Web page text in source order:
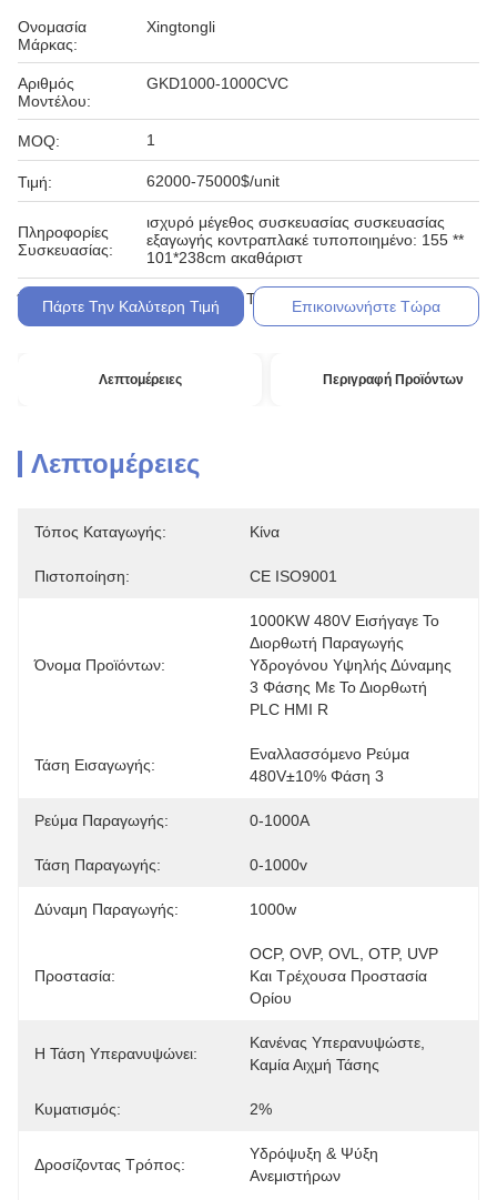
Ονομασία
Μάρκας:
Xingtongli
Αριθμός
Μοντέλου:
GKD1000-1000CVC
MOQ: 1
Τιμή: 62000-75000$/unit
Πληροφορίες
Συσκευασίας:
ισχυρό μέγεθος συσκευασίας συσκευασίας
εξαγωγής κοντραπλακέ τυποποιημένο: 155 **
101*238cm ακαθάριστ
Όροι Πληρωμής: L/C, D/A, D/P, T/T, Western Union,
Πάρτε Την Καλύτερη Τιμή Επικοινωνήστε Τώρα
Λεπτομέρειες Περιγραφή Προϊόντων
Λεπτομέρειες
Τόπος Καταγωγής: Κίνα
Πιστοποίηση: CE ISO9001
Όνομα Προϊόντων:
1000KW 480V Εισήγαγε Το
Διορθωτή Παραγωγής
Υδρογόνου Υψηλής Δύναμης
3 Φάσης Με Το Διορθωτή
PLC HMI R
Τάση Εισαγωγής:
Εναλλασσόμενο Ρεύμα
480V±10% Φάση 3
Ρεύμα Παραγωγής: 0-1000A
Τάση Παραγωγής: 0-1000v
Δύναμη Παραγωγής: 1000w
Προστασία:
OCP, OVP, OVL, OTP, UVP
Και Τρέχουσα Προστασία
Ορίου
Η Τάση Υπερανυψώνει:
Κανένας Υπερανυψώστε,
Καμία Αιχμή Τάσης
Κυματισμός: 2%
Δροσίζοντας Τρόπος:
Υδρόψυξη & Ψύξη
Ανεμιστήρων